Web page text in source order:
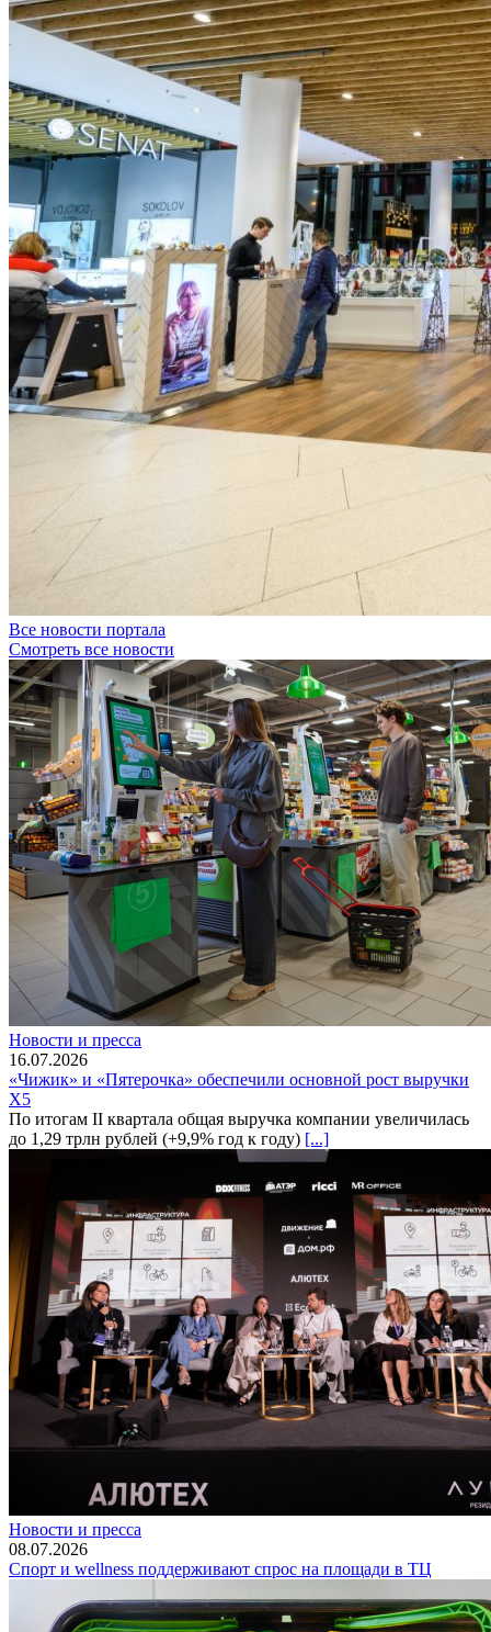
Все новости портала
Смотреть все новости
Новости и пресса
16.07.2026
«Чижик» и «Пятерочка» обеспечили основной рост выручки
X5
По итогам II квартала общая выручка компании увеличилась
до 1,29 трлн рублей (+9,9% год к году) [...]
Новости и пресса
08.07.2026
Спорт и wellness поддерживают спрос на площади в ТЦ